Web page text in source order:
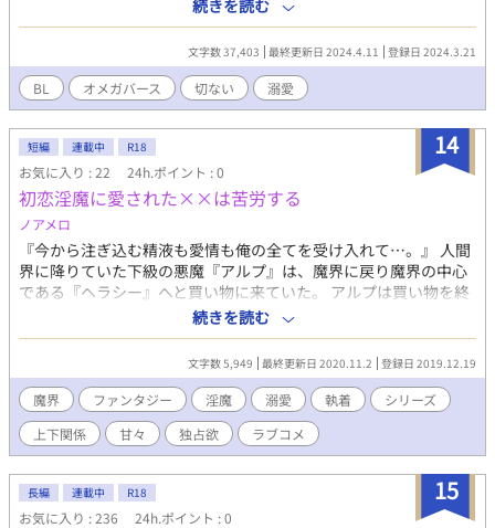
ぐためだ。 『商品』は、お客様に何を要求されても拒めない、性
玩具とならねばならない。 そんな遥に、闇クラブのオーナーで
ある、葛城 了（かつらぎ りょう）が直々に面接テストを行った。
次々と繰り出される、厳しく激しい性的な行為のテスト。 全
てを耐え抜いた遥に、了は合格の言葉と共に優しい声を掛けてい
た。 このビルに働く人間は、全員が了にとって金儲けの道具だ
った。 だが、遥には何か別の感情を覚えたのだ。 その後も何
かと遥を気に掛け、了は行動するようになる。 気晴らしになれ
ばと、リゾートパークのナイトパレードに連れて行ったり、食事
に誘ってみたり。 しかし、それらは遥にとっては束の間の夢で
しかない。 彼は格安アパートに暮らし、日中もコンビニのバイ
トをするほどの苦しい生活をしていたのだ。 ただの金持ちの自
己満足に気づかされた了は、遥の為に本腰を入れて支援を始め
る。 次第に二人の心を、特別な人間が占め始めた。 遥の心に
は、了が。 了の心には、遥が。 恋は進み、愛に変わり始め
る……。
続きを読む
文字数 37,403 最終更新日 2024.4.11 登録日 2024.3.21
BL オメガバース 切ない 溺愛
14
短編 連載中 R18
お気に入り : 22 24h.ポイント : 0
初恋淫魔に愛された××は苦労する
ノアメロ
『今から注ぎ込む精液も愛情も俺の全てを受け入れて…。』 人間
界に降りていた下級の悪魔『アルプ』は、魔界に戻り魔界の中心
である『ヘラシー』へと買い物に来ていた。 アルプは買い物を終
えたまたま立ち寄った骨董品に上級の悪魔である『ルシファー』
と出会い…。
続きを読む
文字数 5,949 最終更新日 2020.11.2 登録日 2019.12.19
魔界 ファンタジー 淫魔 溺愛 執着
シリーズ
上下関係
甘々 独占欲 ラブコメ
15
長編 連載中 R18
お気に入り : 236 24h.ポイント : 0